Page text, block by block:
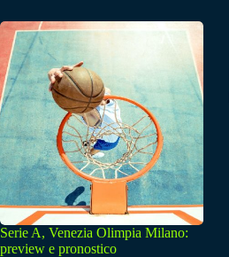
Serie A, Venezia Olimpia Milano:
preview e pronostico